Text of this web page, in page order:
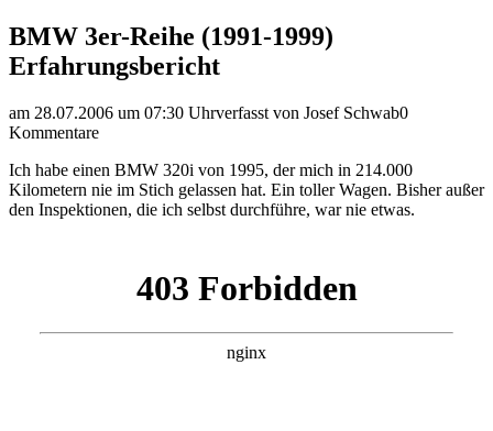
BMW 3er-Reihe (1991-1999)
Erfahrungsbericht
am 28.07.2006 um 07:30 Uhrverfasst von Josef Schwab0
Kommentare
Ich habe einen BMW 320i von 1995, der mich in 214.000
Kilometern nie im Stich gelassen hat. Ein toller Wagen. Bisher außer
den Inspektionen, die ich selbst durchführe, war nie etwas.